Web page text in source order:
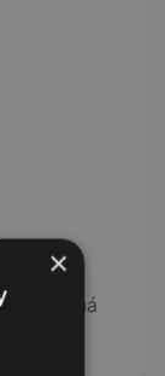
zkrácená
×